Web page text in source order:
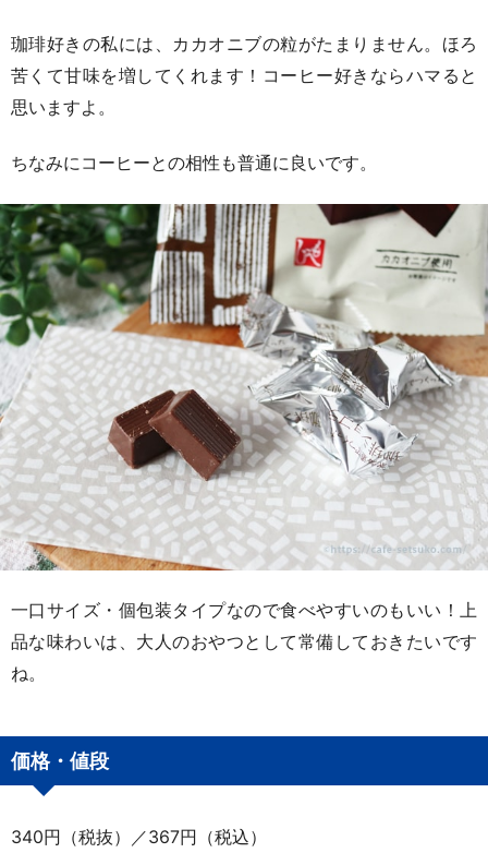
珈琲好きの私には、カカオニブの粒がたまりません。ほろ
苦くて甘味を増してくれます！コーヒー好きならハマると
思いますよ。
ちなみにコーヒーとの相性も普通に良いです。
一口サイズ・個包装タイプなので食べやすいのもいい！上
品な味わいは、大人のおやつとして常備しておきたいです
ね。
価格・値段
340円（税抜）／367円（税込）